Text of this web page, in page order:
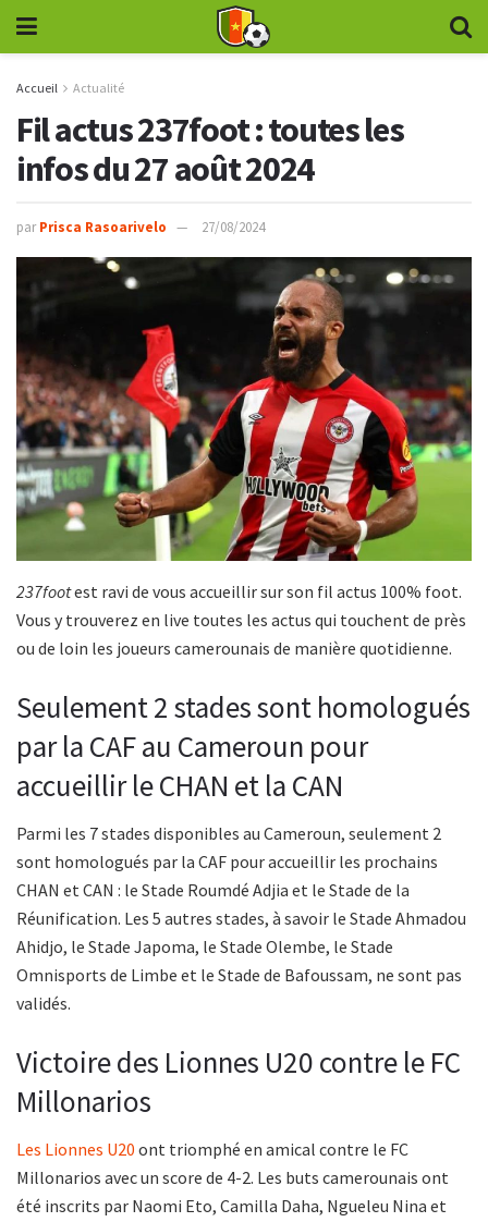
Accueil Actualité
Fil actus 237foot : toutes les
infos du 27 août 2024
par Prisca Rasoarivelo 27/08/2024
237footest ravi de vous accueillir sur son fil actus 100% foot.
Vous y trouverez en live toutes les actus qui touchent de près
ou de loin les joueurs camerounais de manière quotidienne.
Seulement 2 stades sont homologués
par la CAF au Cameroun pour
accueillir le CHAN et la CAN
Parmi les 7 stades disponibles au Cameroun, seulement 2
sont homologués par la CAF pour accueillir les prochains
CHAN et CAN : le Stade Roumdé Adjia et le Stade de la
Réunification. Les 5 autres stades, à savoir le Stade Ahmadou
Ahidjo, le Stade Japoma, le Stade Olembe, le Stade
Omnisports de Limbe et le Stade de Bafoussam, ne sont pas
validés.
Victoire des Lionnes U20 contre le FC
Millonarios
Les Lionnes U20 ont triomphé en amical contre le FC
Millonarios avec un score de 4-2. Les buts camerounais ont
été inscrits par Naomi Eto, Camilla Daha, Ngueleu Nina et